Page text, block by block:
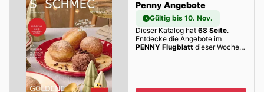
Penny Angebote
Gültig bis 10. Nov.
Dieser Katalog hat 68 Seite.
Entdecke die Angebote im
PENNY Flugblattdieser Woche